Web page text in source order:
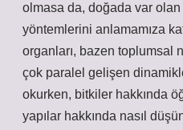
olmasa da, doğada var
yöntemlerini anlamamıza
organları, bazen toplumsal
çok paralel gelişen
okurken, bitkiler hakkında
yapılar hakkında nasıl